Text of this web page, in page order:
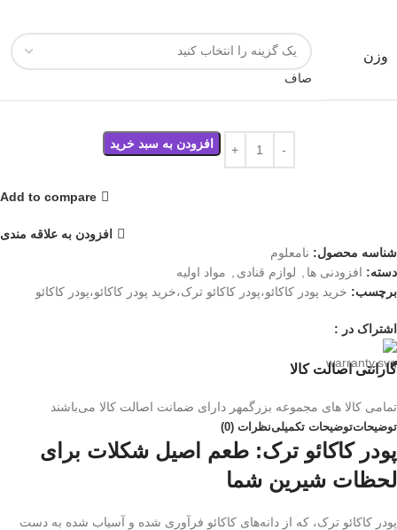
وزن
صاف
افزودن به سبد خرید
Add to compare
افزودن به علاقه مندی
شناسه محصول: نامعلوم
دسته: افزودنی ها لوازم قنادی
مواد اولیه
برچسب: خرید پودر کاکائو،پودر کاکائو ترک،خرید پودر کاکائو،پودر کاکائو
اشتراک در :
گارانتی اصالت کالا
تمامی کالا های مجموعه بزرگمهر دارای ضمانت اصالت کالا می‌باشند
توضیحاتتوضیحات تکمیلینظرات (0)
پودر کاکائو ترک: طعم اصیل شکلات برای
لحظات شیرین شما
پودر کاکائو ترک، که از دانه‌های کاکائو فرآوری شده و آسیاب شده به دست